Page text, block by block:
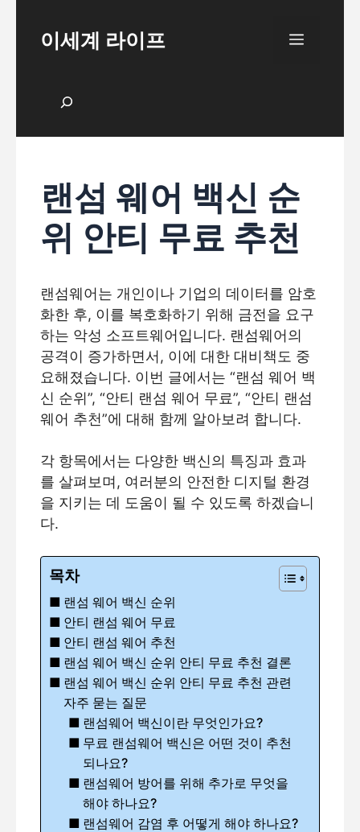
content이세계 라이프 Menu
랜섬 웨어 백신 순
위 안티 무료 추천
랜섬웨어는 개인이나 기업의 데이터를 암호
화한 후, 이를 복호화하기 위해 금전을 요구
하는 악성 소프트웨어입니다. 랜섬웨어의
공격이 증가하면서, 이에 대한 대비책도 중
요해졌습니다. 이번 글에서는 “랜섬 웨어 백
신 순위”, “안티 랜섬 웨어 무료”, “안티 랜섬
웨어 추천”에 대해 함께 알아보려 합니다.
각 항목에서는 다양한 백신의 특징과 효과
를 살펴보며, 여러분의 안전한 디지털 환경
을 지키는 데 도움이 될 수 있도록 하겠습니
다.
목차
랜섬 웨어 백신 순위
안티 랜섬 웨어 무료
안티 랜섬 웨어 추천
랜섬 웨어 백신 순위 안티 무료 추천 결론
랜섬 웨어 백신 순위 안티 무료 추천 관련
자주 묻는 질문
랜섬웨어 백신이란 무엇인가요?
무료 랜섬웨어 백신은 어떤 것이 추천
되나요?
랜섬웨어 방어를 위해 추가로 무엇을
해야 하나요?
랜섬웨어 감염 후 어떻게 해야 하나요?